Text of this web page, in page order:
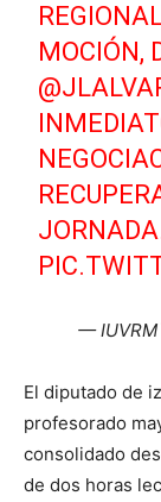
MOCIÓN,
—
El diputado de
profesorado
consolidado
de dos horas